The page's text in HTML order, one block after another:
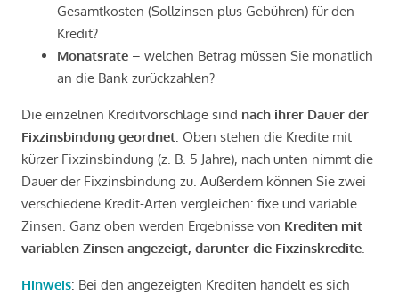
Gesamtkosten (Sollzinsen plus Gebühren) für den
Kredit?
Monatsrate – welchen Betrag müssen Sie monatlich
an die Bank zurückzahlen?
Die einzelnen Kreditvorschläge sind nach ihrer Dauer der
Fixzinsbindung geordnet: Oben stehen die Kredite mit
kürzer Fixzinsbindung (z. B. 5 Jahre), nach unten nimmt die
Dauer der Fixzinsbindung zu. Außerdem können Sie zwei
verschiedene Kredit-Arten vergleichen: fixe und variable
Zinsen. Ganz oben werden Ergebnisse von Krediten mit
variablen Zinsen angezeigt, darunter die Fixzinskredite
Hinweis: Bei den angezeigten Krediten handelt es sich